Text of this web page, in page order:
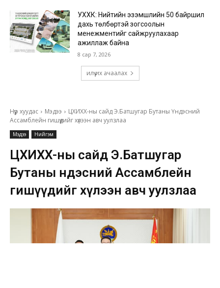
УХХК: Нийтийн эзэмшлийн 50 байршил
дахь төлбөртэй зогсоолын
менежментийг сайжруулахаар
ажиллаж байна
8 сар 7, 2026
илүү их ачаалах